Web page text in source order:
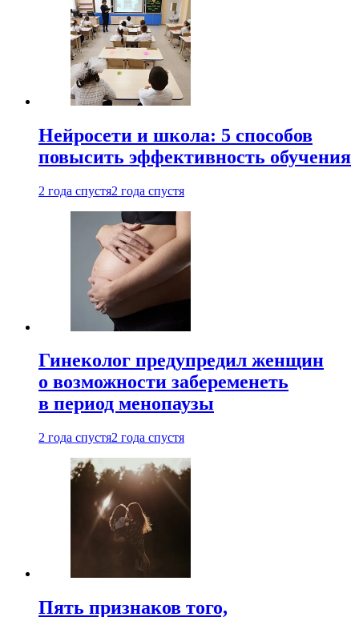
Нейросети и школа: 5 способов
повысить эффективность обучения
2 года спустя2 года спустя
Гинеколог предупредил женщин
о возможности забеременеть
в период менопаузы
2 года спустя2 года спустя
Пять признаков того,